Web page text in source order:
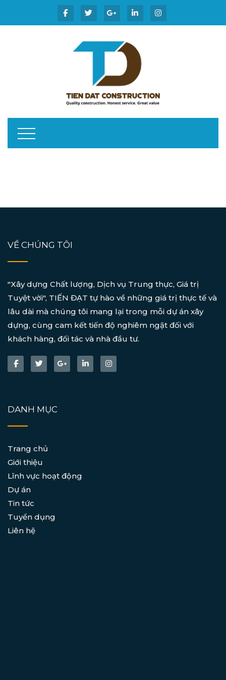
VỀ CHÚNG TÔI
"Xây dựng Chất lượng, Dịch vụ Trung thực, Giá trị
Tuyệt vời", TIẾN ĐẠT tự hào về những giá trị thực tế và
lâu dài mà chúng tôi mang lại trong mỗi dự án xây
dựng, cùng cam kết tiến độ nghiêm ngặt đối với
khách hàng, đối tác và nhà đầu tư.
DANH MỤC
Trang chủ
Giới thiệu
Lĩnh vực hoạt động
Dự án
Tin tức
Tuyển dụng
Liên hệ